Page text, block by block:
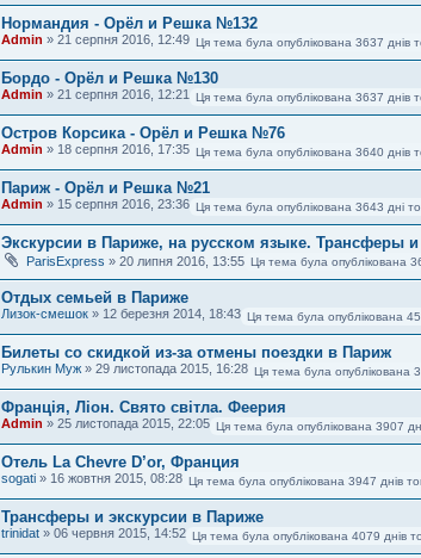
Нормандия - Орёл и Решка №132
Admin » 21 серпня 2016, 12:49 Ця тема була опублікована 3637 днів
Бордо - Орёл и Решка №130
Admin » 21 серпня 2016, 12:21 Ця тема була опублікована 3637 днів
Остров Корсика - Орёл и Решка №76
Admin » 18 серпня 2016, 17:35 Ця тема була опублікована 3640 днів
Париж - Орёл и Решка №21
Admin » 15 серпня 2016, 23:36 Ця тема була опублікована 3643 дні
Экскурсии в Париже, на русском языке. Трансферы
ParisExpress » 20 липня 2016, 13:55 Ця тема була опублікована
Отдых семьей в Париже
Лизок-смешок » 12 березня 2014, 18:43 Ця тема була опублікована
Билеты со скидкой из-за отмены поездки в Париж
Рулькин Муж » 29 листопада 2015, 16:28 Ця тема була опублікована
Франція, Ліон. Свято світла. Феерия
Admin » 25 листопада 2015, 22:05 Ця тема була опублікована 3907
Отель La Chevre D’or, Франция
sogati » 16 жовтня 2015, 08:28 Ця тема була опублікована 3947 днів
Трансферы и экскурсии в Париже
trinidat » 06 червня 2015, 14:52 Ця тема була опублікована 4079 днів